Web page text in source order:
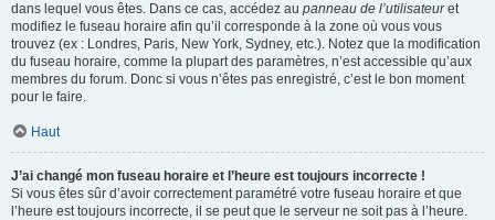
dans lequel vous êtes. Dans ce cas, accédez au panneau de l’utilisateuret
modifiez le fuseau horaire afin qu’il corresponde à la zone où vous vous
trouvez (ex : Londres, Paris, New York, Sydney, etc.). Notez que la modification
du fuseau horaire, comme la plupart des paramètres, n’est accessible qu’aux
membres du forum. Donc si vous n’êtes pas enregistré, c’est le bon moment
pour le faire.
Haut
J’ai changé mon fuseau horaire et l’heure est toujours incorrecte !
Si vous êtes sûr d’avoir correctement paramétré votre fuseau horaire et que
l’heure est toujours incorrecte, il se peut que le serveur ne soit pas à l’heure.